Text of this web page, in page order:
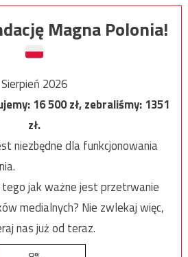
Magna Polonia!
Sierpień 2026
16 500zł, zebraliśmy:1351
zł.
niezbędne dla funkcjonowania
jak ważne jest przetrwanie
medialnych? Nie zwlekaj więc,
nas już od teraz.